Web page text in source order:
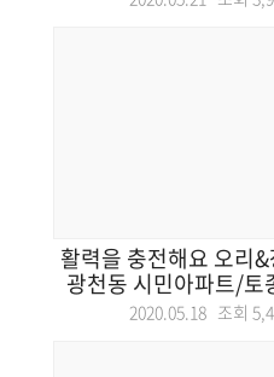
활력을 충전해요 오리
광천동 시민아파트/토
2020.05.18 조회